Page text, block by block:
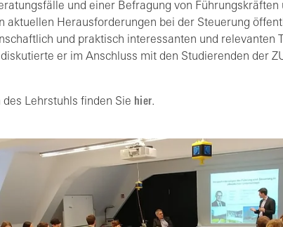
und einer Befragung von Führungskräften
aktuellen Herausforderungen bei der Steuerung
und praktisch interessanten und relevanten
er im Anschluss mit den Studierenden der
Lehrstuhls finden Sie hier.